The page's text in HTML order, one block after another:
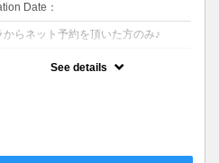
Date：
からネット予約を頂いた方のみ♪
See details